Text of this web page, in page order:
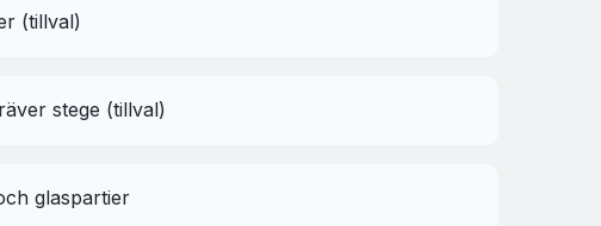
(tillval)
stege (tillval)
glaspartier